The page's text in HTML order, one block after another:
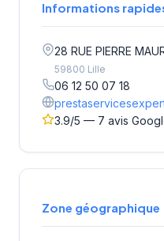
Informations
28 RUE PIERRE
59800 Lille
06 12 50 07 18
3.9/5 — 7 avis
Zone géographique